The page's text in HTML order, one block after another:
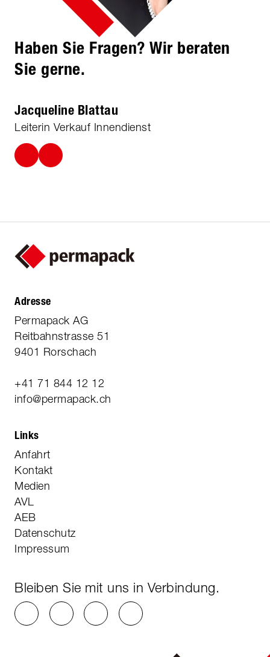
Haben Sie Fragen? Wir beraten
Sie gerne.
Jacqueline Blattau
Leiterin Verkauf Innendienst
Adresse
Permapack AG
Reitbahnstrasse 51
9401 Rorschach
+41 71 844 12 12
info@permapack.ch
Links
Anfahrt
Kontakt
Medien
AVL
AEB
Datenschutz
Impressum
Bleiben Sie mit uns in Verbindung.